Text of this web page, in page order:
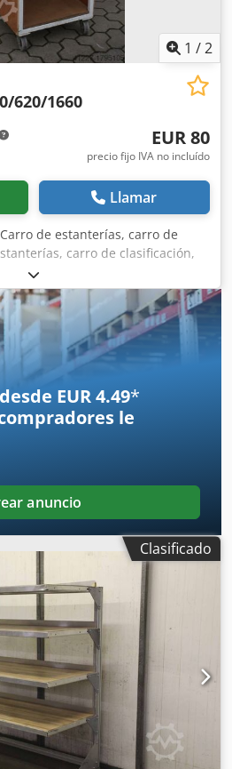
1 /2
620/1660
EUR 80
precio fijo IVA no incluído
Llamar
de estanterías, carro de
carro de clasificación,
de pedidos, estantería móvil. -
800 mm -Altura: 1660 mm
-Cantidad: 2 unidades
-Peso: 50 kg/unidad
EUR 4.49*
le
anuncio
Clasificado